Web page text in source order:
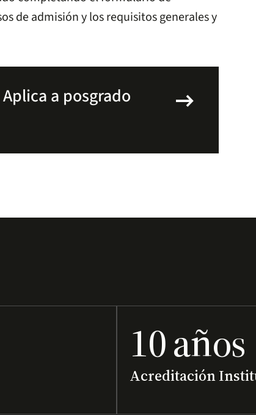
de admisión y los requisitos generales y
Aplica a posgrado arrow_right_alt
10 años
Acreditación